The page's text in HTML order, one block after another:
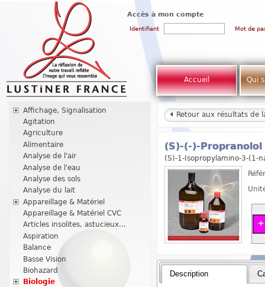
Accès à mon compte
Identifiant Mot de
Accueil Qui
Affichage, Signalisation
Agitation
Agriculture
Alimentaire
Analyse de l'air
Analyse de l'eau
Analyse des sols
Analyse du lait
Appareillage & Matériel
Appareillage & Matériel CVC
Articles insolites, astucieux...
Aspiration
Balance
Basse Vision
Biohazard
Biologie
Retour aux résultats de
(S)-(-)-
(S)-1-Isopropylamino-3-(1-
Description